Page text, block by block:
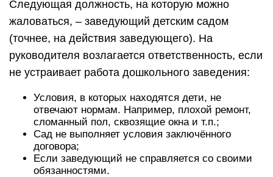
Следующая должность, на которую можно
жаловаться, – заведующий детским садом
(точнее, на действия заведующего). На
руководителя возлагается ответственность, если
не устраивает работа дошкольного заведения:
Условия, в которых находятся дети, не
отвечают нормам. Например, плохой ремонт,
сломанный пол, сквозящие окна и т.п.;
Сад не выполняет условия заключённого
договора;
Если заведующий не справляется со своими
обязанностями.